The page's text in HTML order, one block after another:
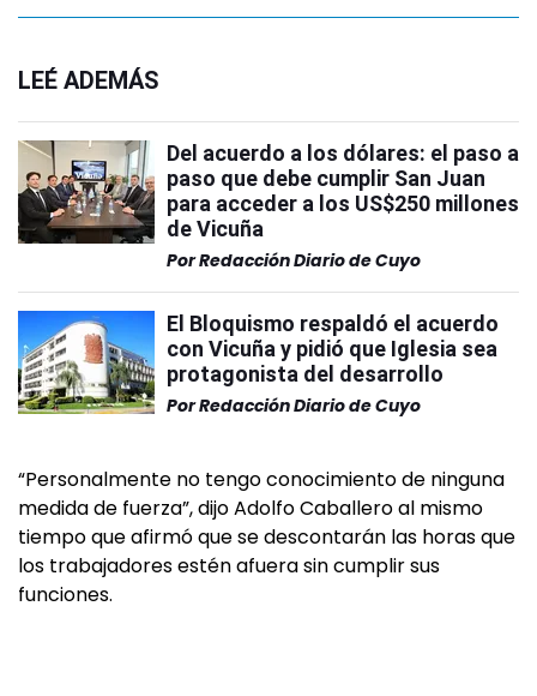
LEÉ ADEMÁS
Del acuerdo a los dólares: el paso a
paso que debe cumplir San Juan
para acceder a los US$250 millones
de Vicuña
PorRedacción Diario de Cuyo
El Bloquismo respaldó el acuerdo
con Vicuña y pidió que Iglesia sea
protagonista del desarrollo
PorRedacción Diario de Cuyo
“Personalmente no tengo conocimiento de ninguna
medida de fuerza”, dijo Adolfo Caballero al mismo
tiempo que afirmó que se descontarán las horas que
los trabajadores estén afuera sin cumplir sus
funciones.